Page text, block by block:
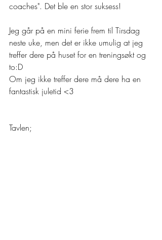
coaches". Det ble en stor suksess!
Jeg går på en mini ferie frem til Tirsdag
neste uke, men det er ikke umulig at jeg
treffer dere på huset for en treningsøkt og
to:D
Om jeg ikke treffer dere må dere ha en
fantastisk juletid <3
Tavlen;